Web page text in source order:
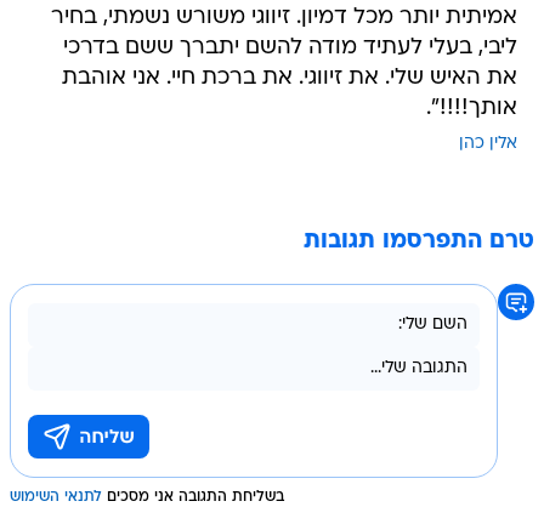
אמיתית יותר מכל דמיון. זיווגי משורש נשמתי, בחיר
ליבי, בעלי לעתיד מודה להשם יתברך ששם בדרכי
את האיש שלי. את זיווגי. את ברכת חיי. אני אוהבת
אותך!!!!".
אלין כהן
טרם התפרסמו תגובות
בשליחת התגובה אני מסכים לתנאי השימוש